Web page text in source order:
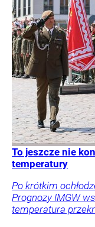
To jeszcze nie
temperatury
Po krótkim
Prognozy IMGW
temperatura